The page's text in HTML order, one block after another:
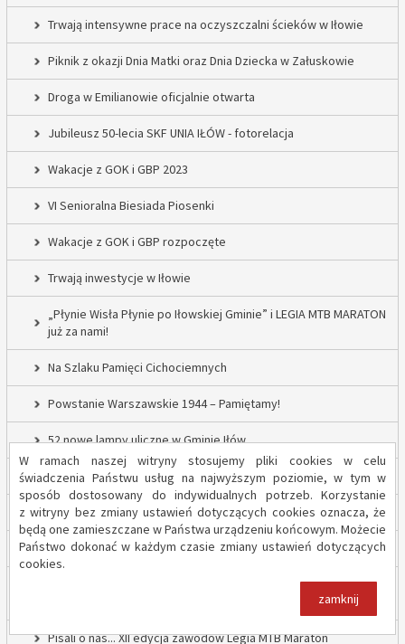
W ramach naszej witryny stosujemy pliki cookies w celu
świadczenia Państwu usług na najwyższym poziomie, w tym w
sposób dostosowany do indywidualnych potrzeb. Korzystanie
z witryny bez zmiany ustawień dotyczących cookies oznacza, że
będą one zamieszczane w Państwa urządzeniu końcowym. Możecie
Państwo dokonać w każdym czasie zmiany ustawień dotyczących
cookies.
zamknij
Trwają intensywne prace na oczyszczalni ścieków w Iłowie
Piknik z okazji Dnia Matki oraz Dnia Dziecka w Załuskowie
Droga w Emilianowie oficjalnie otwarta
Jubileusz 50-lecia SKF UNIA IŁÓW - fotorelacja
Wakacje z GOK i GBP 2023
VI Senioralna Biesiada Piosenki
Wakacje z GOK i GBP rozpoczęte
Trwają inwestycje w Iłowie
„Płynie Wisła Płynie po Iłowskiej Gminie” i LEGIA MTB MARATON
już za nami!
Na Szlaku Pamięci Cichociemnych
Powstanie Warszawskie 1944 – Pamiętamy!
52 nowe lampy uliczne w Gminie Iłów
Inwestycja drogowa w Sadowie – prace rozpoczęte
Trwają inwestycje w Gminie Iłów
„Modernizacja Oczyszczalni Ścieków w Iłowie – etap II”
Strażacy z OSP Iłów walczą o pieniądze od Harnasia. Zachęcamy
Pisali o nas... XII edycja zawodów Legia MTB Maraton